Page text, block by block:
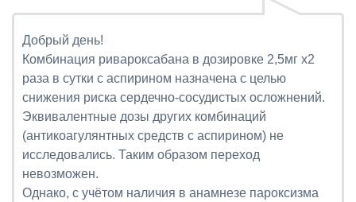
Добрый день!
Комбинация ривароксабана в дозировке 2,5мг х2
раза в сутки с аспирином назначена с целью
снижения риска сердечно-сосудистых осложнений.
Эквивалентные дозы других комбинаций
(антикоагулянтных средств с аспирином) не
исследовались. Таким образом переход
невозможен.
Однако, с учётом наличия в анамнезе пароксизма